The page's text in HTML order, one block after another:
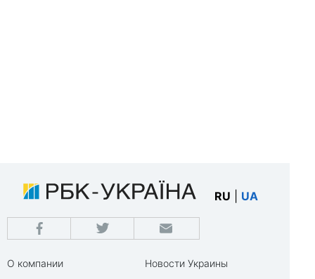
RU UA
О компании
Новости Украины